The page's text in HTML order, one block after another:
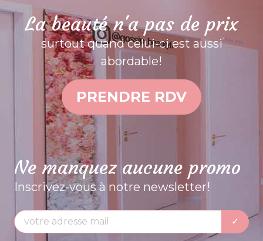
La beauté n'a pas de prix
surtout quand celui-ci est aussi
abordable!
PRENDRE RDV
Ne manquez aucune promo
Inscrivez-vous à notre newsletter!